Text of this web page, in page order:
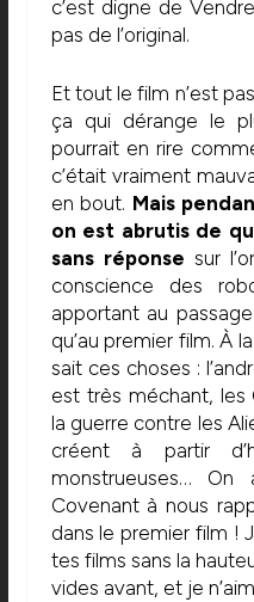
c’est digne de
pas de l’original.
Et tout le film n’est
ça qui dérange le
pourrait en rire
c’était vraiment
en bout. Mais
on est abrutis de
sans réponse sur
conscience des
apportant au
qu’au premier film. À
sait ces choses :
est très méchant, les
la guerre contre les
créent à partir
monstrueuses… On
Covenant à nous
dans le premier film !
tes films sans la
vides avant, et je